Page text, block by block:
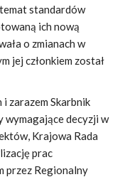
standardów
ich nową
o zmianach w
jej członkiem został
zarazem Skarbnik
wymagające decyzji w
Krajowa Rada
prac
przez Regionalny